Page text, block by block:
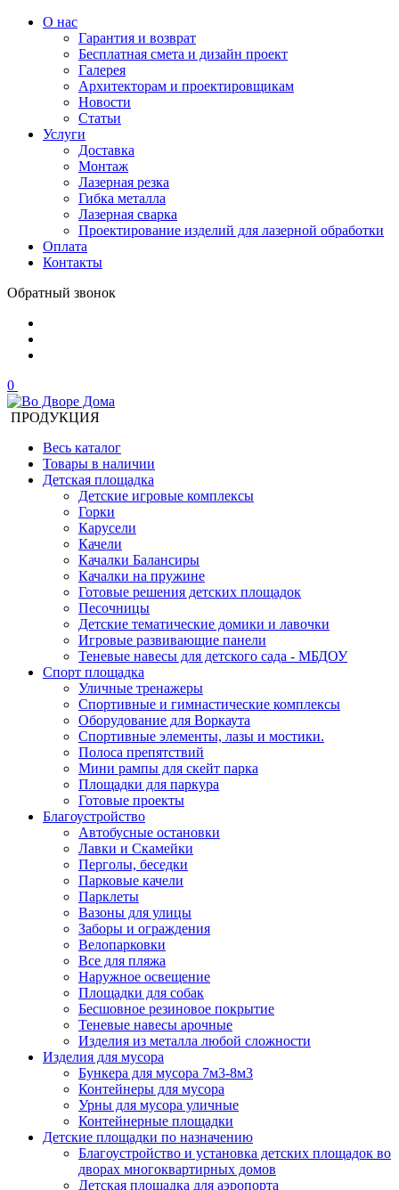
О нас
Гарантия и возврат
Бесплатная смета и дизайн проект
Галерея
Архитекторам и проектировщикам
Новости
Статьи
Услуги
Доставка
Монтаж
Лазерная резка
Гибка металла
Лазерная сварка
Проектирование изделий для лазерной обработки
Оплата
Контакты
Обратный звонок
0
ПРОДУКЦИЯ
Весь каталог
Товары в наличии
Детская площадка
Детские игровые комплексы
Горки
Карусели
Качели
Качалки Балансиры
Качалки на пружине
Готовые решения детских площадок
Песочницы
Детские тематические домики и лавочки
Игровые развивающие панели
Теневые навесы для детского сада - МБДОУ
Спорт площадка
Уличные тренажеры
Спортивные и гимнастические комплексы
Оборудование для Воркаута
Спортивные элементы, лазы и мостики.
Полоса препятствий
Мини рампы для скейт парка
Площадки для паркура
Готовые проекты
Благоустройство
Автобусные остановки
Лавки и Скамейки
Перголы, беседки
Парковые качели
Парклеты
Вазоны для улицы
Заборы и ограждения
Велопарковки
Все для пляжа
Наружное освещение
Площадки для собак
Бесшовное резиновое покрытие
Теневые навесы арочные
Изделия из металла любой сложности
Изделия для мусора
Бункера для мусора 7м3-8м3
Контейнеры для мусора
Урны для мусора уличные
Контейнерные площадки
Детские площадки по назначению
Благоустройство и установка детских площадок во
дворах многоквартирных домов
Детская площадка для аэропорта